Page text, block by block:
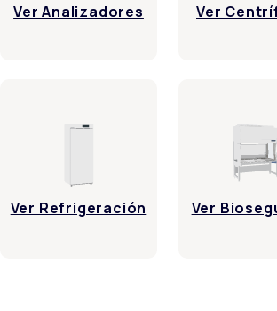
Ver Analizadores Ver
Ver Refrigeración Ver